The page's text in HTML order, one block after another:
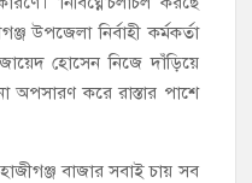
উপজেলা নির্বাহী কর্মকর্তা
হোসেন নিজে দাঁড়িয়ে
অপসারণ করে রাস্তার পাশে
বাজার সবাই চায় সব